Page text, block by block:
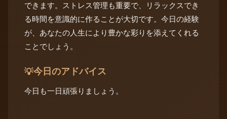
できます。ストレス管理も重要で、リラックスでき
る時間を意識的に作ることが大切です。今日の経験
が、あなたの人生により豊かな彩りを添えてくれる
ことでしょう。
💡今日のアドバイス
今日も一日頑張りましょう。